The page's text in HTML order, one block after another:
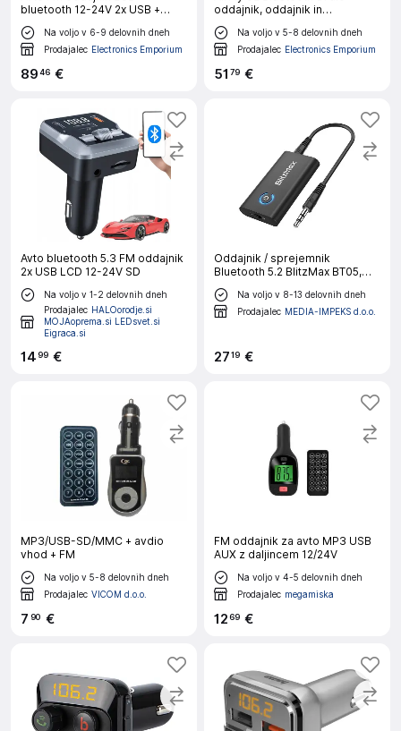
bluetooth 12-24V 2x USB +
USB-C 30W
Na voljo v 6-9 delovnih dneh
Prodajalec Electronics Emporium
8946 €
oddajnik, oddajnik in
sprejemnik 20 ur življenjske
dobe baterije, Twelve South -
bel
Na voljo v 5-8 delovnih dneh
Prodajalec Electronics Emporium
51 79 €
Avto bluetooth 5.3 FM oddajnik
2x USB LCD 12-24V SD
Na voljo v 1-2 delovnih dneh
Prodajalec HALOorodje.si
MOJAoprema.si LEDsvet.si
Eigraca.si
1499 €
Oddajnik / sprejemnik
Bluetooth 5.2 BlitzMax BT05,
aptX
Na voljo v 8-13 delovnih dneh
Prodajalec MEDIA-IMPEKS d.o.o.
2719 €
MP3/USB-SD/MMC + avdio
vhod + FM
Na voljo v 5-8 delovnih dneh
Prodajalec VICOM d.o.o.
7 90 €
FM oddajnik za avto MP3 USB
AUX z daljincem 12/24V
Na voljo v 4-5 delovnih dneh
Prodajalec megamiska
1269 €